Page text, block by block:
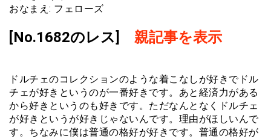
おなまえ: フェローズ
[No.1682のレス] 親記事を表示
ドルチェのコレクションのような着こなしが好きでドル
チェが好きというのが一番好きです。あと経済力がある
から好きというのも好きです。ただなんとなくドルチェ
が好きというが好きじゃないんです。理由がほしいんで
す。ちなみに僕は普通の格好が好きです。普通の格好が